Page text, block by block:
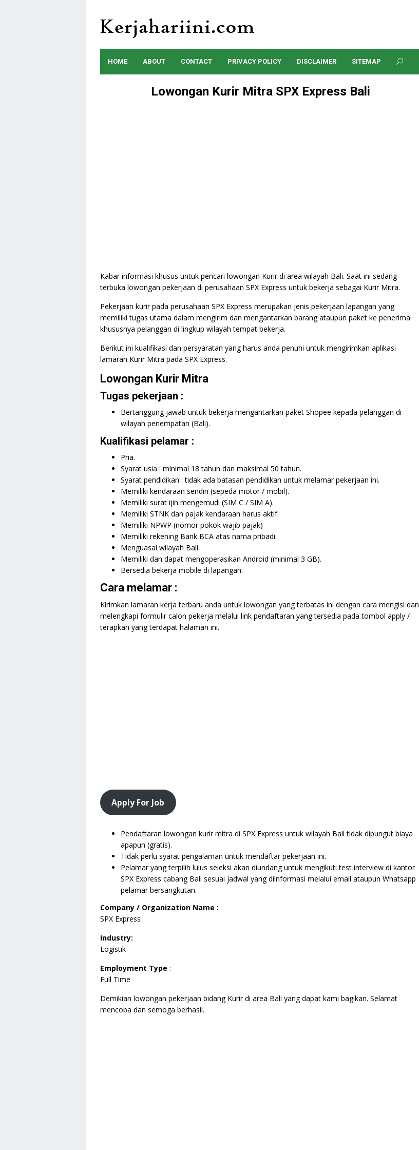
content
HOME ABOUT CONTACT PRIVACY POLICY DISCLAIMER SITEMAP
Lowongan Kurir Mitra SPX Express Bali
Kabar informasi khusus untuk pencari lowongan Kurir di area wilayah Bali. Saat ini sedang
terbuka lowongan pekerjaan di perusahaan SPX Express untuk bekerja sebagai Kurir Mitra.
Pekerjaan kurir pada perusahaan SPX Express merupakan jenis pekerjaan lapangan yang
memiliki tugas utama dalam mengirim dan mengantarkan barang ataupun paket ke penerima
khususnya pelanggan di lingkup wilayah tempat bekerja.
Berikut ini kualifikasi dan persyaratan yang harus anda penuhi untuk mengirimkan aplikasi
lamaran Kurir Mitra pada SPX Express.
Lowongan Kurir Mitra
Tugas pekerjaan :
Bertanggung jawab untuk bekerja mengantarkan paket Shopee kepada pelanggan di
wilayah penempatan (Bali).
Kualifikasi pelamar :
Pria.
Syarat usia : minimal 18 tahun dan maksimal 50 tahun.
Syarat pendidikan : tidak ada batasan pendidikan untuk melamar pekerjaan ini.
Memiliki kendaraan sendiri (sepeda motor / mobil).
Memiliki surat ijin mengemudi (SIM C / SIM A).
Memiliki STNK dan pajak kendaraan harus aktif.
Memiliki NPWP (nomor pokok wajib pajak)
Memiliki rekening Bank BCA atas nama pribadi.
Menguasai wilayah Bali.
Memiliki dan dapat mengoperasikan Android (minimal 3 GB).
Bersedia bekerja mobile di lapangan.
Cara melamar :
Kirimkan lamaran kerja terbaru anda untuk lowongan yang terbatas ini dengan cara mengisi dan
melengkapi formulir calon pekerja melalui link pendaftaran yang tersedia pada tombol apply /
terapkan yang terdapat halaman ini.
Apply For Job
Pendaftaran lowongan kurir mitra di SPX Express untuk wilayah Bali tidak dipungut biaya
apapun (gratis).
Tidak perlu syarat pengalaman untuk mendaftar pekerjaan ini.
Pelamar yang terpilih lulus seleksi akan diundang untuk mengikuti test interview di kantor
SPX Express cabang Bali sesuai jadwal yang diinformasi melalui email ataupun Whatsapp
pelamar bersangkutan.
Company / Organization Name :
SPX Express
Industry:
Logistik
Employment Type :
Full Time
Demikian lowongan pekerjaan bidang Kurir di area Bali yang dapat kami bagikan. Selamat
mencoba dan semoga berhasil.